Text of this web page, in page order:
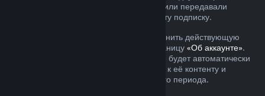
подписки либо использовали, изменяли или передавали
преимущества или скидки, входящие в эту подписку.
Обратите внимание, что вы можете отменить действующую
подписку в любое время, перейдя на станицу «Об аккаунте».
После отмены ваша подписка больше не будет автоматически
продлеваться, но у вас останется доступ к её контенту и
преимуществам до окончания платёжного периода.